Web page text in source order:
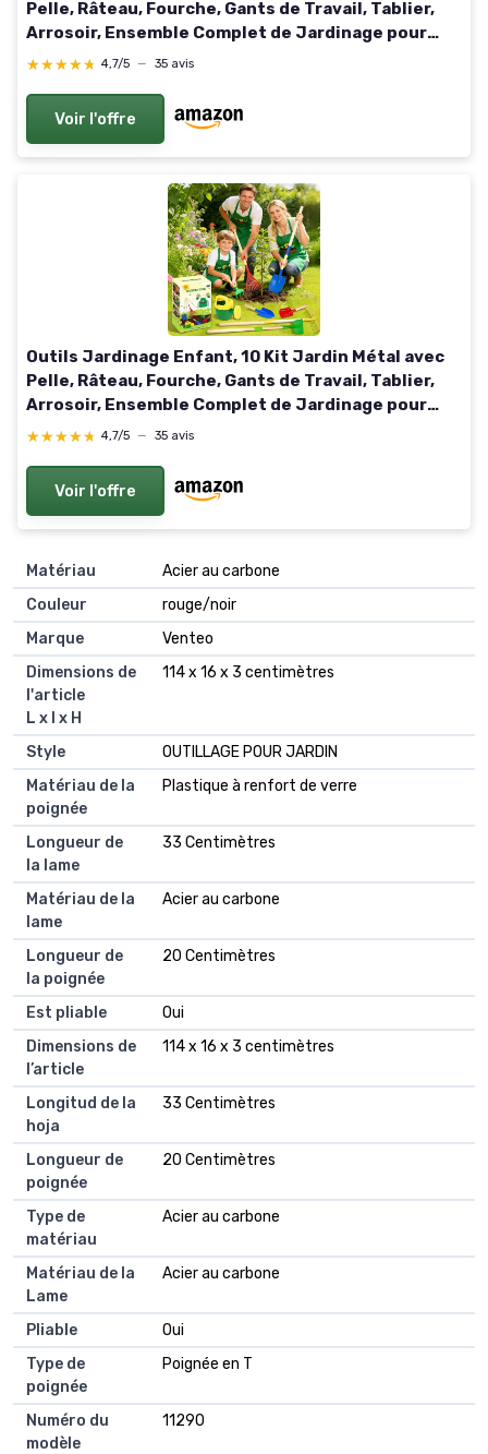
Pelle, Râteau, Fourche, Gants de Travail, Tablier,
Arrosoir, Ensemble Complet de Jardinage pour
Enfants, Jardin Extérieur, Cour, Pelouse (A)
★★★★★
★★★★★ 4,7/5 — 35 avis
Voir l'offre
Outils Jardinage Enfant, 10 Kit Jardin Métal avec
Pelle, Râteau, Fourche, Gants de Travail, Tablier,
Arrosoir, Ensemble Complet de Jardinage pour
Enfants, Jardin Extérieur, Cour, Pelouse (B)
★★★★★
★★★★★ 4,7/5 — 35 avis
Voir l'offre
Matériau
Acier au carbone
Couleur
rouge/noir
Marque
Venteo
Dimensions de
l'article
L x l x H
114 x 16 x 3 centimètres
Style
OUTILLAGE POUR JARDIN
Matériau de la
poignée
Plastique à renfort de verre
Longueur de
la lame
33 Centimètres
Matériau de la
lame
Acier au carbone
Longueur de
la poignée
20 Centimètres
Est pliable
Oui
Dimensions de
l’article
114 x 16 x 3 centimètres
Longitud de la
hoja
33 Centimètres
Longueur de
poignée
20 Centimètres
Type de
matériau
Acier au carbone
Matériau de la
Lame
Acier au carbone
Pliable
Oui
Type de
poignée
Poignée en T
Numéro du
modèle
11290